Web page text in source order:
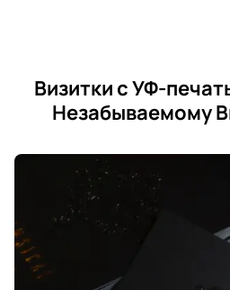
Визитки с УФ-
Незабываемому